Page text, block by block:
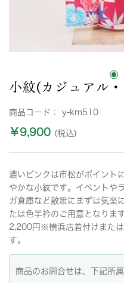
小紋(カジュアル
商品コード： y-km510
￥9,900 (税込)
濃いピンクは市松がポイント
やかな小紋です。イベントや
ガ倉庫など散策にまずは気楽
たは色半衿のご用意となりま
2,200円※横浜店着付けまた
す。
商品のお問合せは、下記所